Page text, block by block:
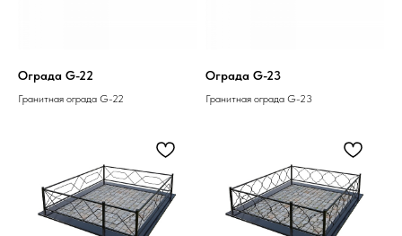
Ограда G-22
Гранитная ограда G-22
Ограда G-23
Гранитная ограда G-23